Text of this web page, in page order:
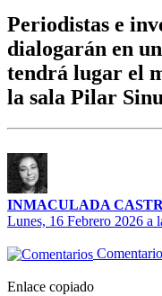
Periodistas e
dialogarán en
tendrá lugar el
la sala Pilar
INMACULADA
Lunes, 16 Febrero 2026 a
Enlace copiado